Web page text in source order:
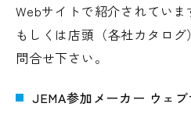
Webサイトで紹介されていま
もしくは店頭（各社カタロ
問合せ下さい。
JEMA参加メーカー ウェ